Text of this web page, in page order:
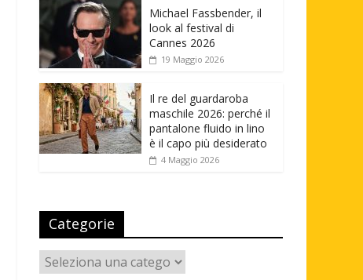
Michael Fassbender, il
look al festival di
Cannes 2026
19 Maggio 2026
Il re del guardaroba
maschile 2026: perché il
pantalone fluido in lino
è il capo più desiderato
4 Maggio 2026
Categorie
Categorie